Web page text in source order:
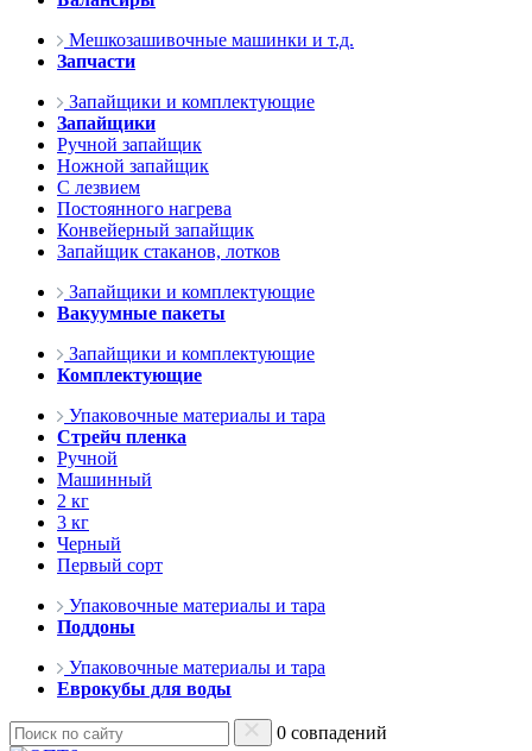
Мешкозашивочные машинки и т.д.
Запчасти
Запайщики и комплектующие
Запайщики
Ручной запайщик
Ножной запайщик
С лезвием
Постоянного нагрева
Конвейерный запайщик
Запайщик стаканов, лотков
Запайщики и комплектующие
Вакуумные пакеты
Запайщики и комплектующие
Комплектующие
Упаковочные материалы и тара
Стрейч пленка
Ручной
Машинный
2 кг
3 кг
Черный
Первый сорт
Упаковочные материалы и тара
Поддоны
Упаковочные материалы и тара
Еврокубы для воды
0 совпадений